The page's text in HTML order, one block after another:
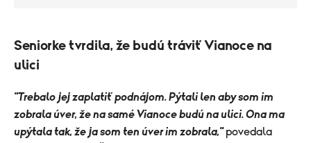
Seniorke tvrdila, že budú tráviť Vianoce na
ulici
"Trebalo jej zaplatiť podnájom. Pýtali len aby som im
zobrala úver, že na samé Vianoce budú na ulici. Ona ma
upýtala tak, že ja som ten úver im zobrala,"povedala